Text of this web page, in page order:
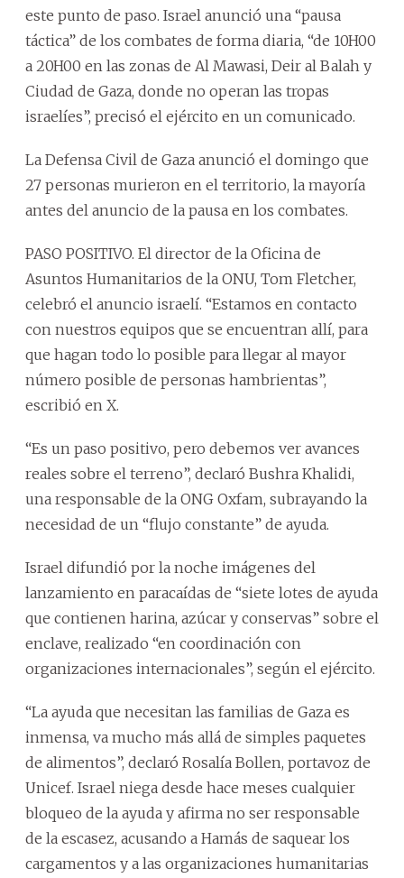
este punto de paso. Israel anunció una “pausa
táctica” de los combates de forma diaria, “de 10H00
a 20H00 en las zonas de Al Mawasi, Deir al Balah y
Ciudad de Gaza, donde no operan las tropas
israelíes”, precisó el ejército en un comunicado.
La Defensa Civil de Gaza anunció el domingo que
27 personas murieron en el territorio, la mayoría
antes del anuncio de la pausa en los combates.
PASO POSITIVO. El director de la Oficina de
Asuntos Humanitarios de la ONU, Tom Fletcher,
celebró el anuncio israelí. “Estamos en contacto
con nuestros equipos que se encuentran allí, para
que hagan todo lo posible para llegar al mayor
número posible de personas hambrientas”,
escribió en X.
“Es un paso positivo, pero debemos ver avances
reales sobre el terreno”, declaró Bushra Khalidi,
una responsable de la ONG Oxfam, subrayando la
necesidad de un “flujo constante” de ayuda.
Israel difundió por la noche imágenes del
lanzamiento en paracaídas de “siete lotes de ayuda
que contienen harina, azúcar y conservas” sobre el
enclave, realizado “en coordinación con
organizaciones internacionales”, según el ejército.
“La ayuda que necesitan las familias de Gaza es
inmensa, va mucho más allá de simples paquetes
de alimentos”, declaró Rosalía Bollen, portavoz de
Unicef. Israel niega desde hace meses cualquier
bloqueo de la ayuda y afirma no ser responsable
de la escasez, acusando a Hamás de saquear los
cargamentos y a las organizaciones humanitarias